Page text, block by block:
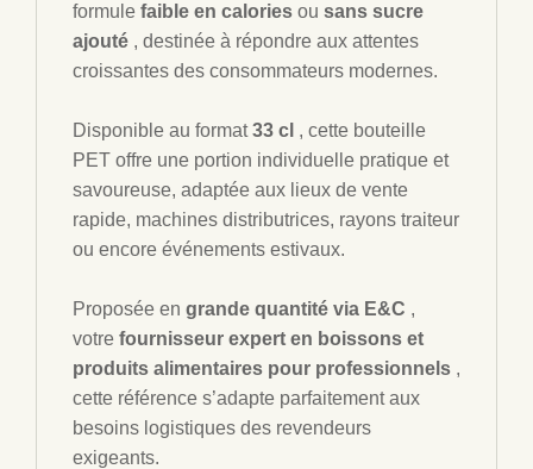
formule faible en calories ou sans sucre
ajouté , destinée à répondre aux attentes
croissantes des consommateurs modernes.
Disponible au format33 cl , cette bouteille
PET offre une portion individuelle pratique et
savoureuse, adaptée aux lieux de vente
rapide, machines distributrices, rayons traiteur
ou encore événements estivaux.
Proposée en grande quantité via E&C ,
votre fournisseur expert en boissons et
produits alimentaires pour professionnels ,
cette référence s’adapte parfaitement aux
besoins logistiques des revendeurs
exigeants.